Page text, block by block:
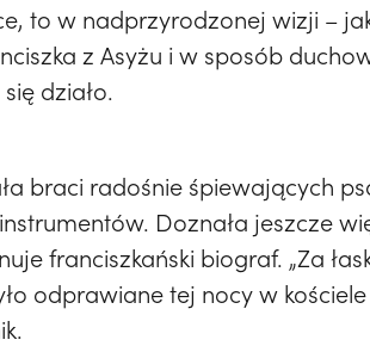
to w nadprzyrodzonej wizji –
z Asyżu i w sposób
działo.
braci radośnie śpiewających
Doznała jeszcze
franciszkański biograf. „Za
odprawiane tej nocy w